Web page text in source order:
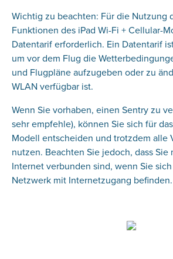
Wichtig zu beachten: Für die Nutzung
Funktionen des iPad Wi-Fi + Cellular-
Datentarif erforderlich. Ein Datentarif
um vor dem Flug die
und Flugpläne aufzugeben oder zu
WLAN verfügbar ist.
Wenn Sie vorhaben, einen Sentry zu
sehr empfehle), können Sie sich für
Modell entscheiden und trotzdem alle
nutzen. Beachten Sie jedoch, dass Sie
Internet verbunden sind, wenn Sie
Netzwerk mit Internetzugang befinden.